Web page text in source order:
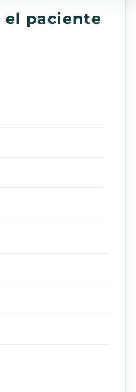
el paciente